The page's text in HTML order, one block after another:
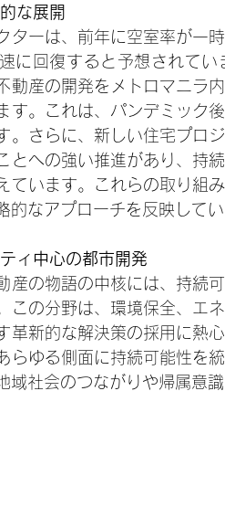
な展開
ターは、前年に空室率が一
に回復すると予想されて
動産の開発をメトロマニラ
す。これは、パンデミック
。さらに、新しい住宅プロ
とへの強い推進があり、持
ています。これらの取り組
的なアプローチを反映してい
ィ中心の都市開発
産の物語の中核には、持続
この分野は、環境保全、エ
革新的な解決策の採用に熱
らゆる側面に持続可能性を
域社会のつながりや帰属意